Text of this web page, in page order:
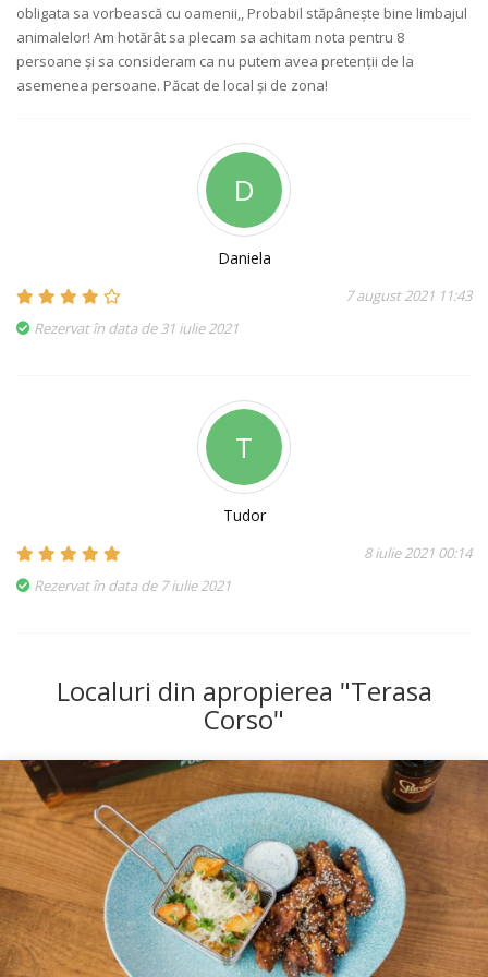
obligata sa vorbească cu oamenii,, Probabil stăpânește bine limbajul
animalelor! Am hotărât sa plecam sa achitam nota pentru 8
persoane și sa consideram ca nu putem avea pretenții de la
asemenea persoane. Păcat de local și de zona!
D
Daniela
7 august 2021 11:43
Rezervat în data de 31 iulie 2021
T
Tudor
8 iulie 2021 00:14
Rezervat în data de 7 iulie 2021
Localuri din apropierea "Terasa
Corso"